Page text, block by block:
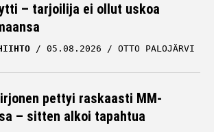
– tarjoilija ei ollut uskoa
05.08.2026 OTTO PALOJÄRVI
pettyi raskaasti MM-
– sitten alkoi tapahtua